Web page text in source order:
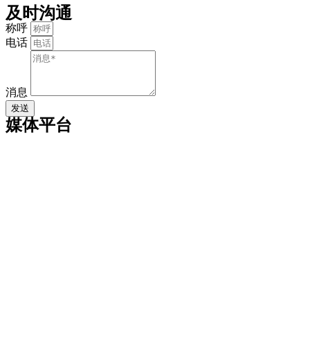
及时沟通
称呼
电话
消息
发送
媒体平台